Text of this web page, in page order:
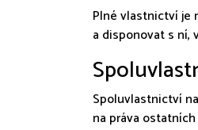
Plné vlastnictví je
a disponovat s ní,
Spoluvlastnictví
na práva